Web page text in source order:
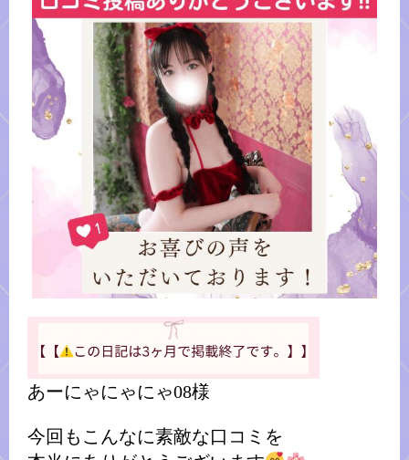
あーにゃにゃにゃ08様
今回もこんなに素敵な口コミを